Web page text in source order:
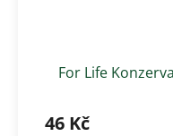
For Life
46 Kč